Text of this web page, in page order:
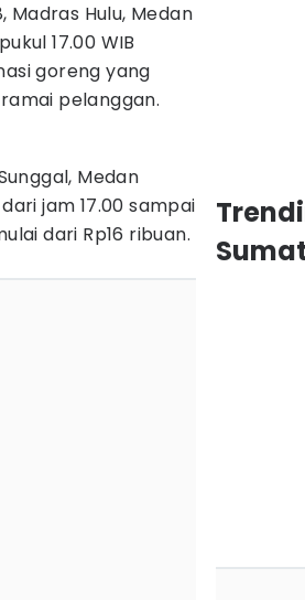
Madras Hulu, Medan
17.00 WIB
goreng yang
pelanggan.
Medan
jam 17.00 sampai
dari Rp16 ribuan.